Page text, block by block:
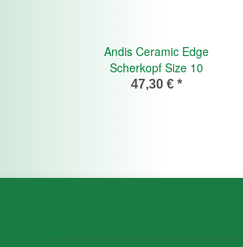
Andis Ceramic Edge
Scherkopf Size 10
47,30 € *